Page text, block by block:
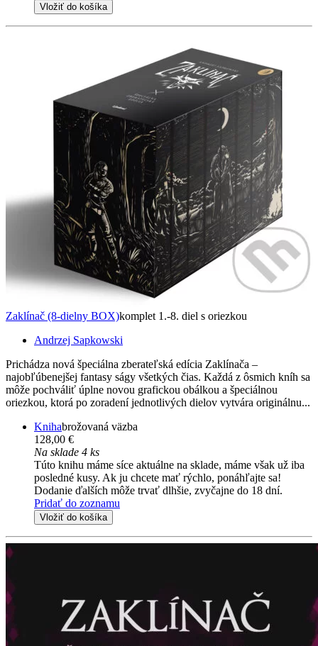
Vložiť do košíka
Zaklínač (8-dielny BOX)komplet 1.-8. diel s oriezkou
Andrzej Sapkowski
Prichádza nová špeciálna zberateľská edícia Zaklínača –
najobľúbenejšej fantasy ságy všetkých čias. Každá z ôsmich kníh sa
môže pochváliť úplne novou grafickou obálkou a špeciálnou
oriezkou, ktorá po zoradení jednotlivých dielov vytvára originálnu...
Knihabrožovaná väzba
128,00 €
Na sklade 4 ks
Túto knihu máme síce aktuálne na sklade, máme však už iba
posledné kusy. Ak ju chcete mať rýchlo, ponáhľajte sa!
Dodanie ďalších môže trvať dlhšie, zvyčajne do 18 dní.
Pridať do zoznamu
Vložiť do košíka